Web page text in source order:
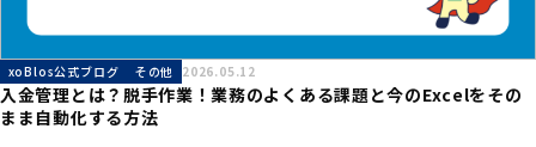
xoBlos公式ブログ その他 2026.05.12
入金管理とは？脱手作業！業務のよくある課題と今のExcelをその
まま自動化する方法